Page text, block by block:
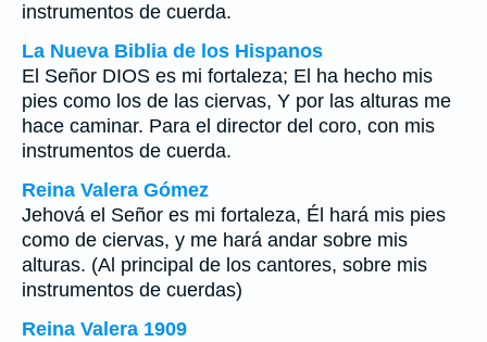
instrumentos de cuerda.
La Nueva Biblia de los Hispanos
El Señor DIOS es mi fortaleza; El ha hecho mis
pies como los de las ciervas, Y por las alturas me
hace caminar. Para el director del coro, con mis
instrumentos de cuerda.
Reina Valera Gómez
Jehová el Señor es mi fortaleza, Él hará mis pies
como de ciervas, y me hará andar sobre mis
alturas. (Al principal de los cantores, sobre mis
instrumentos de cuerdas)
Reina Valera 1909